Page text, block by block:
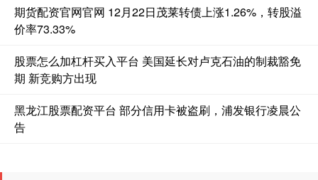
期货配资官网官网 12月22日茂莱转债上涨1.26%，转股溢
价率73.33%
股票怎么加杠杆买入平台 美国延长对卢克石油的制裁豁免
期 新竞购方出现
黑龙江股票配资平台 部分信用卡被盗刷，浦发银行凌晨公
告